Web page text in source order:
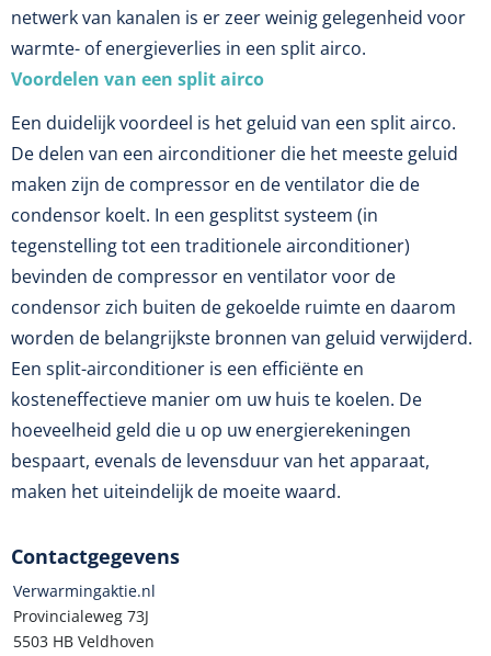
netwerk van kanalen is er zeer weinig gelegenheid voor
warmte- of energieverlies in een split airco.
Voordelen van een split airco
Een duidelijk voordeel is het geluid van een split airco.
De delen van een airconditioner die het meeste geluid
maken zijn de compressor en de ventilator die de
condensor koelt. In een gesplitst systeem (in
tegenstelling tot een traditionele airconditioner)
bevinden de compressor en ventilator voor de
condensor zich buiten de gekoelde ruimte en daarom
worden de belangrijkste bronnen van geluid verwijderd.
Een split-airconditioner is een efficiënte en
kosteneffectieve manier om uw huis te koelen. De
hoeveelheid geld die u op uw energierekeningen
bespaart, evenals de levensduur van het apparaat,
maken het uiteindelijk de moeite waard.
Contactgegevens
Verwarmingaktie.nl
Provincialeweg 73J
5503 HB Veldhoven